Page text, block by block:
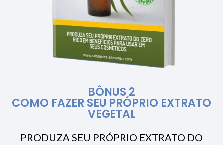
BÔNUS 2
COMO FAZER SEU PRÓPRIO EXTRATO
VEGETAL
PRODUZA SEU PRÓPRIO EXTRATO DO